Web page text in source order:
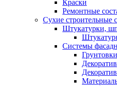
Краски
Ремонтные
Сухие строительные
Штукатурки,
Системы
Грунтовки